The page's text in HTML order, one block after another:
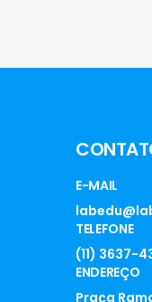
E-MAIL
TELEFONE
(11) 3637-
ENDEREÇO
Praça